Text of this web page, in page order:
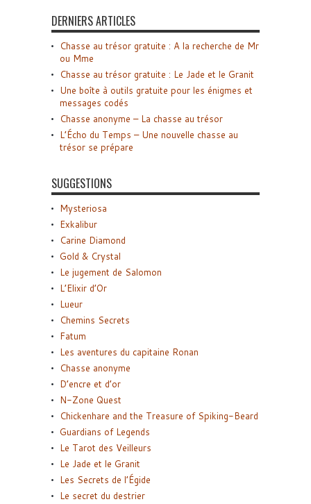
DERNIERS ARTICLES
Chasse au trésor gratuite : A la recherche de Mr
ou Mme
Chasse au trésor gratuite : Le Jade et le Granit
Une boîte à outils gratuite pour les énigmes et
messages codés
Chasse anonyme – La chasse au trésor
L’Écho du Temps – Une nouvelle chasse au
trésor se prépare
SUGGESTIONS
Mysteriosa
Exkalibur
Carine Diamond
Gold & Crystal
Le jugement de Salomon
L’Elixir d’Or
Lueur
Chemins Secrets
Fatum
Les aventures du capitaine Ronan
Chasse anonyme
D’encre et d’or
N-Zone Quest
Chickenhare and the Treasure of Spiking-Beard
Guardians of Legends
Le Tarot des Veilleurs
Le Jade et le Granit
Les Secrets de l’Égide
Le secret du destrier